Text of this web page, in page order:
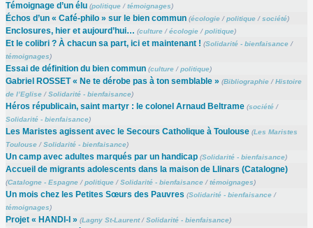
Témoignage d’un élu (politique/témoignages)
Échos d’un « Café-philo » sur le bien commun (écologie/politique/ société)
Enclosures, hier et aujourd’hui… (culture/écologie/politique)
Et le colibri ? À chacun sa part, ici et maintenant ! (Solidarité - bienfaisance/
témoignages)
Essai de définition du bien commun (culture/politique)
Gabriel ROSSET « Ne te dérobe pas à ton semblable » (Bibliographie/Histoire
de l’Eglise/Solidarité - bienfaisance)
Héros républicain, saint martyr : le colonel Arnaud Beltrame (société/
Solidarité - bienfaisance)
Les Maristes agissent avec le Secours Catholique à Toulouse (Les Maristes
Toulouse/Solidarité - bienfaisance)
Un camp avec adultes marqués par un handicap (Solidarité - bienfaisance)
Accueil de migrants adolescents dans la maison de Llinars (Catalogne)
(Catalogne - Espagne/politique/Solidarité - bienfaisance/témoignages)
Un mois chez les Petites Sœurs des Pauvres (Solidarité - bienfaisance/
témoignages)
Projet « HANDI-I » (Lagny St-Laurent/Solidarité - bienfaisance)